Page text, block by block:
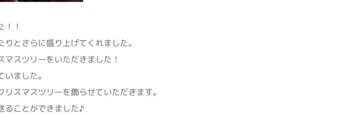
！
とさらに盛り上げてくれました。
スツリーをいただきました！
ました。
スマスツリーを飾らせていただきます。
ることができました♪